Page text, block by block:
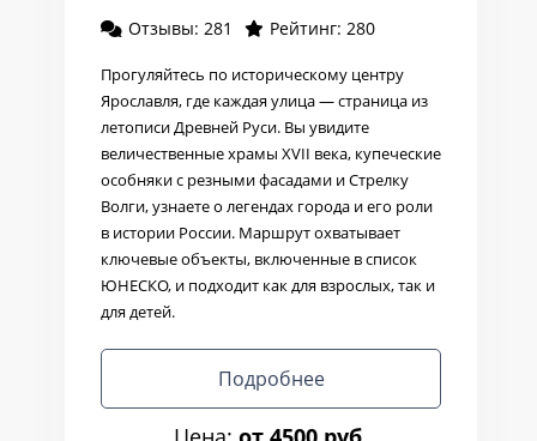
Отзывы: 281 Рейтинг: 280
Прогуляйтесь по историческому центру
Ярославля, где каждая улица — страница из
летописи Древней Руси. Вы увидите
величественные храмы XVII века, купеческие
особняки с резными фасадами и Стрелку
Волги, узнаете о легендах города и его роли
в истории России. Маршрут охватывает
ключевые объекты, включенные в список
ЮНЕСКО, и подходит как для взрослых, так и
для детей.
Подробнее